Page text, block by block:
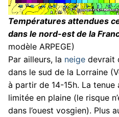
Températures attendues
dans le nord-est de la
modèle ARPEGE)
Par ailleurs, la neige devrait
dans le sud de la Lorraine
à partir de 14-15h. La tenue
limitée en plaine (le risque
dans l’ouest vosgien). Plus